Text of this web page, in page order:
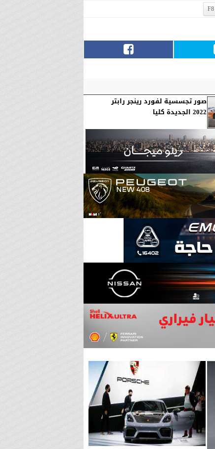
صور تجسسية لفورد رينجر رابتر
2022 الجديدة كليا